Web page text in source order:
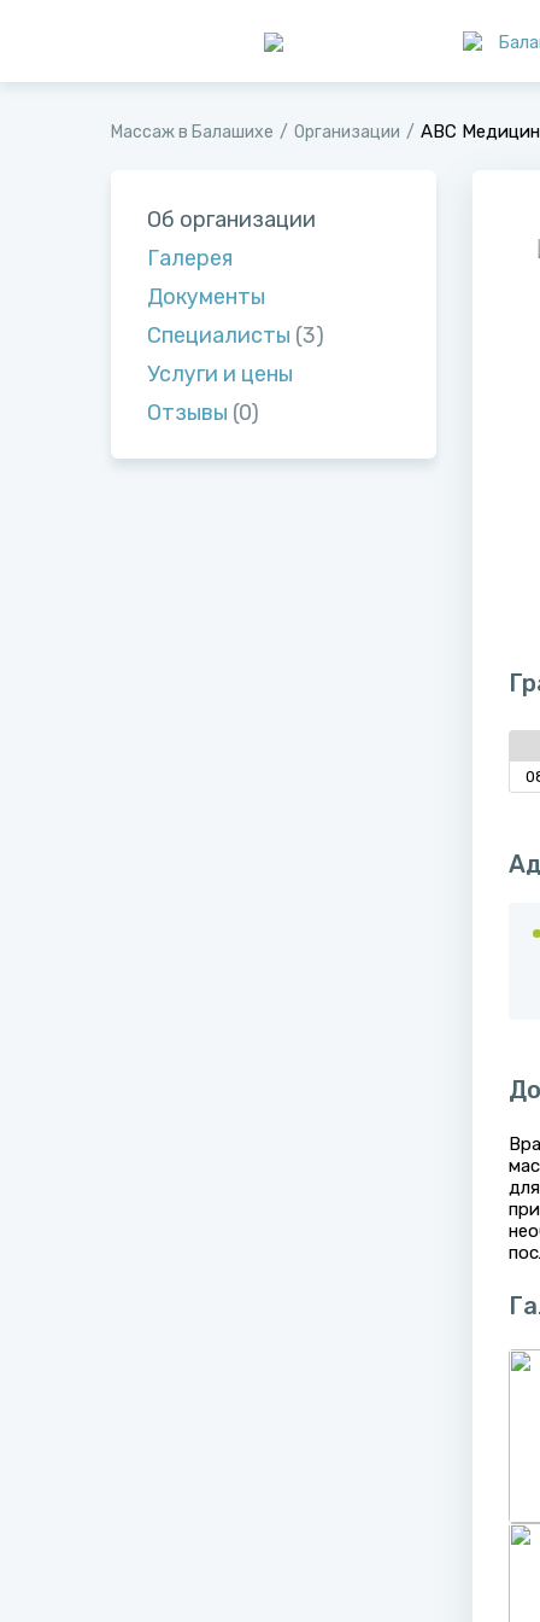
Массаж в Балашихе Организации ABC
Об организации
Галерея
Документы
Специалисты (3)
Услуги и цены
Отзывы (0)